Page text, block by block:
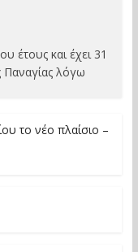
έτους και έχει 31
Παναγίας λόγω
το νέο πλαίσιο –